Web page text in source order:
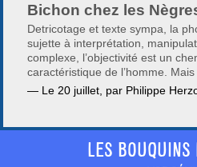
Bichon chez les
Detricotage et texte sympa, la
sujette à interprétation,
complexe, l’objectivité est un
caractéristique de l’homme.
— Le 20 juillet par Philippe
LES